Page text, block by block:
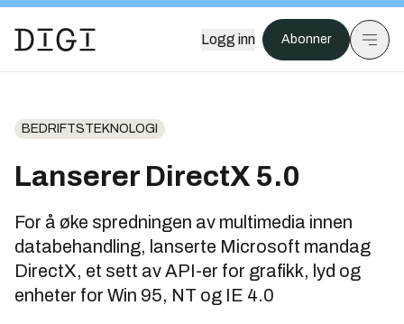
Logg inn Abonner
BEDRIFTSTEKNOLOGI
Lanserer DirectX 5.0
For å øke spredningen av multimedia innen
databehandling, lanserte Microsoft mandag
DirectX, et sett av API-er for grafikk, lyd og
enheter for Win 95, NT og IE 4.0